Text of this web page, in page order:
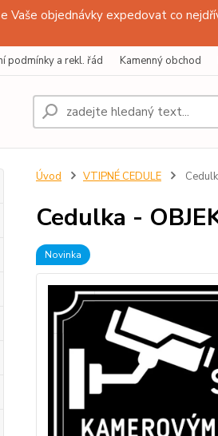
Vaše objednávky expedovat co
podmínky a rekl. řád Kamenný obchod
Úvod VTIPNÉ CEDULE
Cedulka -
Novinka